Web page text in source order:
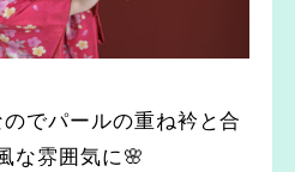
でパールの重ね衿と合
な雰囲気に🌸